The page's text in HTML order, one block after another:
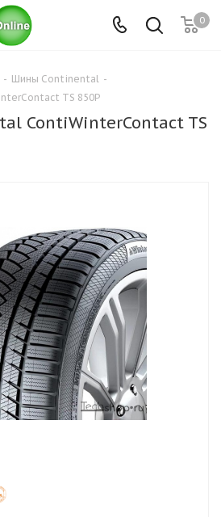
0
- Шины Continental -
TS 850P
ContiWinterContact TS